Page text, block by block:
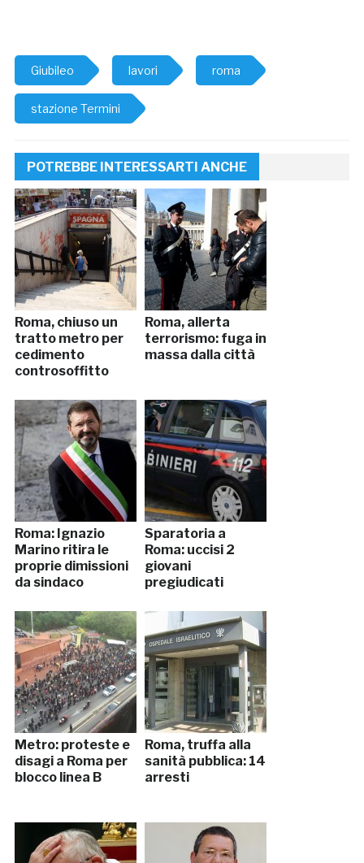
Giubileo lavori roma
stazione Termini
POTREBBE INTERESSARTI ANCHE
Roma, chiuso un
tratto metro per
cedimento
controsoffitto
Roma, allerta
terrorismo: fuga in
massa dalla città
Roma: Ignazio
Marino ritira le
proprie dimissioni
da sindaco
Sparatoria a
Roma: uccisi 2
giovani
pregiudicati
Metro: proteste e
disagi a Roma per
blocco linea B
Roma, truffa alla
sanità pubblica: 14
arresti